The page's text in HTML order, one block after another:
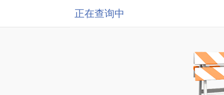
正在查询中